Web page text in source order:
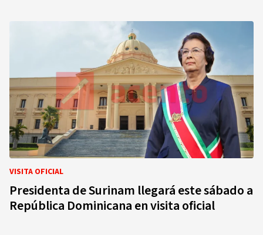
VISITA OFICIAL
Presidenta de Surinam llegará este sábado a
República Dominicana en visita oficial